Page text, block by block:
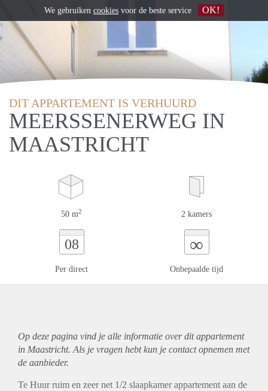
DIT APPARTEMENT IS VERHUURD
MEERSSENERWEG IN
MAASTRICHT
50 m2 2 kamers
08
Per direct
∞
Onbepaalde tijd
Op deze pagina vind je alle informatie over ditappartement
in Maastricht. Als je vragen hebt kun je contact opnemen met
de aanbieder.
Te Huur ruim en zeer net 1/2 slaapkamer appartement aan de
We gebruiken cookies voor de beste service OK!